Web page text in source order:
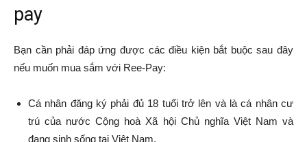
pay
Bạn cần phải đáp ứng được các điều kiện bắt buộc sau đây
nếu muốn mua sắm với Ree-Pay:
Cá nhân đăng ký phải đủ 18 tuổi trở lên và là cá nhân cư
trú của nước Cộng hoà Xã hội Chủ nghĩa Việt Nam và
đang sinh sống tại Việt Nam.